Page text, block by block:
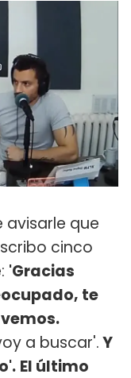
avisarle que
cinco
'Gracias
te
a buscar'.Y
El último